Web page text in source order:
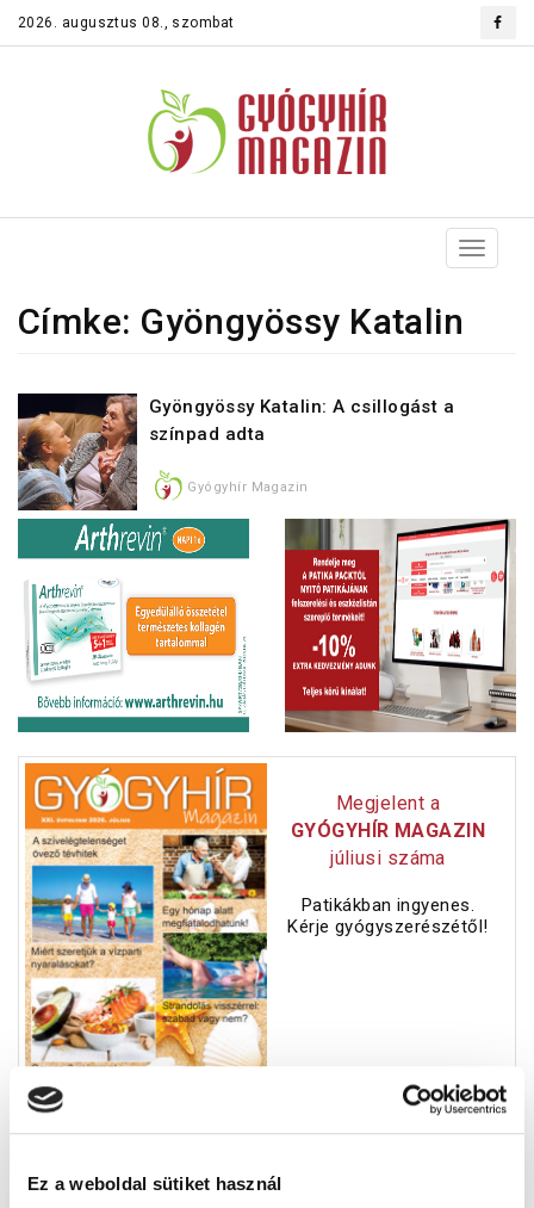
Ez a weboldal sütiket használ
2026. augusztus 08., szombat
Toggle
Címke: Gyöngyössy Katalin
Gyöngyössy Katalin: A csillogást a
színpad adta
Gyógyhír Magazin
Megjelent a
GYÓGYHÍR MAGAZIN
júliusi száma
Patikákban ingyenes.
Kérje gyógyszerészétől!